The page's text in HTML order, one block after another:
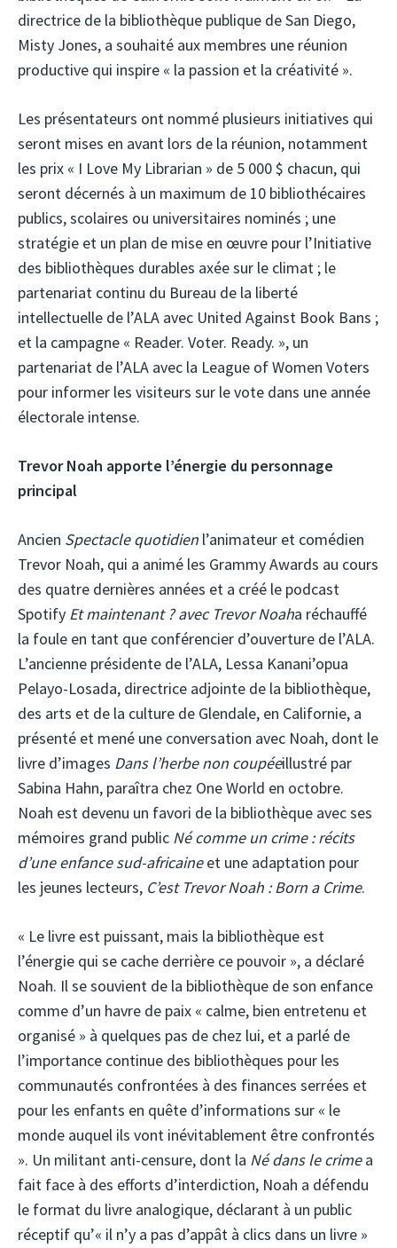
directrice de la bibliothèque publique de San Diego,
Misty Jones, a souhaité aux membres une réunion
productive qui inspire « la passion et la créativité ».
Les présentateurs ont nommé plusieurs initiatives qui
seront mises en avant lors de la réunion, notamment
les prix « I Love My Librarian » de 5 000 $ chacun, qui
seront décernés à un maximum de 10 bibliothécaires
publics, scolaires ou universitaires nominés ; une
stratégie et un plan de mise en œuvre pour l’Initiative
des bibliothèques durables axée sur le climat ; le
partenariat continu du Bureau de la liberté
intellectuelle de l’ALA avec United Against Book Bans ;
et la campagne « Reader. Voter. Ready. », un
partenariat de l’ALA avec la League of Women Voters
pour informer les visiteurs sur le vote dans une année
électorale intense.
Trevor Noah apporte l’énergie du personnage
principal
Ancien Spectacle quotidien l’animateur et comédien
Trevor Noah, qui a animé les Grammy Awards au cours
des quatre dernières années et a créé le podcast
Spotify Et maintenant ? avec Trevor Noaha réchauffé
la foule en tant que conférencier d’ouverture de l’ALA.
L’ancienne présidente de l’ALA, Lessa Kanani’opua
Pelayo-Losada, directrice adjointe de la bibliothèque,
des arts et de la culture de Glendale, en Californie, a
présenté et mené une conversation avec Noah, dont le
livre d’images Dans l’herbe non coupéeillustré par
Sabina Hahn, paraîtra chez One World en octobre.
Noah est devenu un favori de la bibliothèque avec ses
mémoires grand public Né comme un crime : récits
d’une enfance sud-africaineet une adaptation pour
les jeunes lecteurs, C’est Trevor Noah : Born a Crime.
« Le livre est puissant, mais la bibliothèque est
l’énergie qui se cache derrière ce pouvoir », a déclaré
Noah. Il se souvient de la bibliothèque de son enfance
comme d’un havre de paix « calme, bien entretenu et
organisé » à quelques pas de chez lui, et a parlé de
l’importance continue des bibliothèques pour les
communautés confrontées à des finances serrées et
pour les enfants en quête d’informations sur « le
monde auquel ils vont inévitablement être confrontés
». Un militant anti-censure, dont la Né dans le crimea
fait face à des efforts d’interdiction, Noah a défendu
le format du livre analogique, déclarant à un public
réceptif qu’« il n’y a pas d’appât à clics dans un livre »